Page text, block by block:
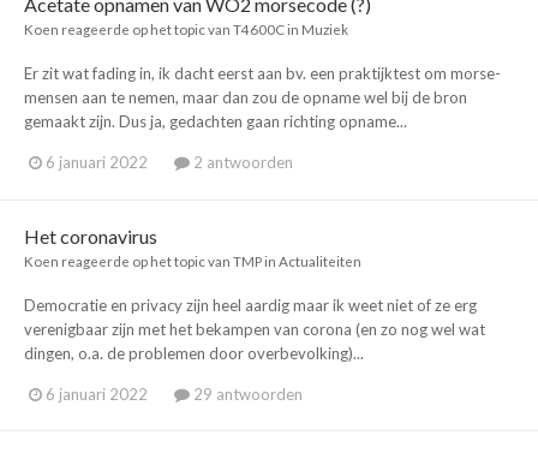
Acetate opnamen van WO2 morsecode (?)
Koen reageerde op het topic van T4600C in Muziek
Er zit wat fading in, ik dacht eerst aan bv. een praktijktest om morse-
mensen aan te nemen, maar dan zou de opname wel bij de bron
gemaakt zijn. Dus ja, gedachten gaan richting opname...
6 januari 2022 2 antwoorden
Het coronavirus
Koen reageerde op het topic van TMP in Actualiteiten
Democratie en privacy zijn heel aardig maar ik weet niet of ze erg
verenigbaar zijn met het bekampen van corona (en zo nog wel wat
dingen, o.a. de problemen door overbevolking)...
6 januari 2022 29 antwoorden